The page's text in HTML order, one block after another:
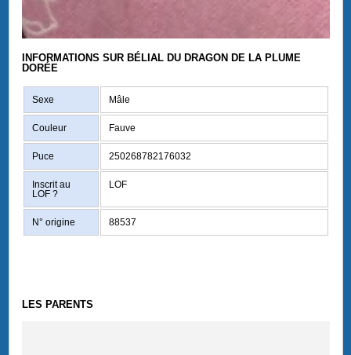
DORÉE
Sexe Mâle
Couleur Fauve
Puce 250268782176032
Inscrit au
LOF ?
LOF
N° origine 88537
LES PARENTS